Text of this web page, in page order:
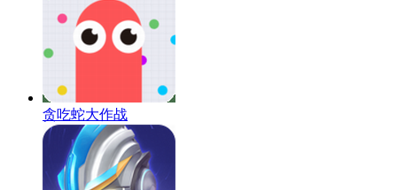
贪吃蛇大作战